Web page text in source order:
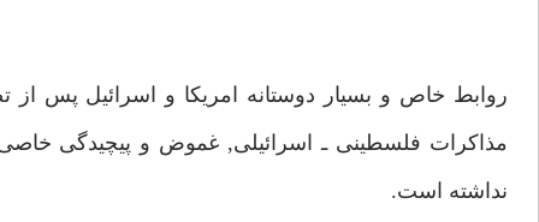
روابط خاص و بسيار دوستانه امريكا و اسرائيل پس
مذاكرات فلسطينى ـ اسرائيلى, غموض و پيچيدگى خاصى
نداشته است.